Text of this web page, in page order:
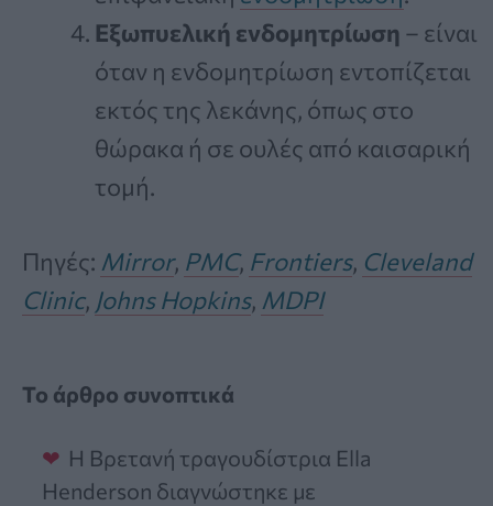
Εξωπυελική ενδομητρίωση – είναι
όταν η ενδομητρίωση εντοπίζεται
εκτός της λεκάνης, όπως στο
θώρακα ή σε ουλές από καισαρική
τομή.
Πηγές: Mirror, PMC, Frontiers, Cleveland
Clinic, Johns Hopkins, MDPI
Το άρθρο συνοπτικά
Η Βρετανή τραγουδίστρια Ella
Henderson διαγνώστηκε με